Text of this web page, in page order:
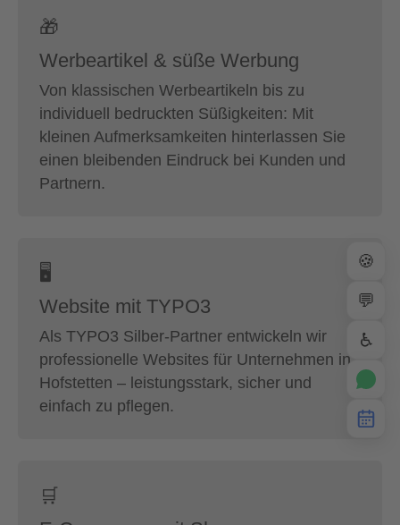
🎁
Werbeartikel & süße Werbung
Von klassischen Werbeartikeln bis zu
individuell bedruckten Süßigkeiten: Mit
kleinen Aufmerksamkeiten hinterlassen Sie
einen bleibenden Eindruck bei Kunden und
Partnern.
🖥
Website mit TYPO3
Als TYPO3 Silber-Partner entwickeln wir
professionelle Websites für Unternehmen in
Hofstetten – leistungsstark, sicher und
einfach zu pflegen.
🛒
🍪
💬
♿